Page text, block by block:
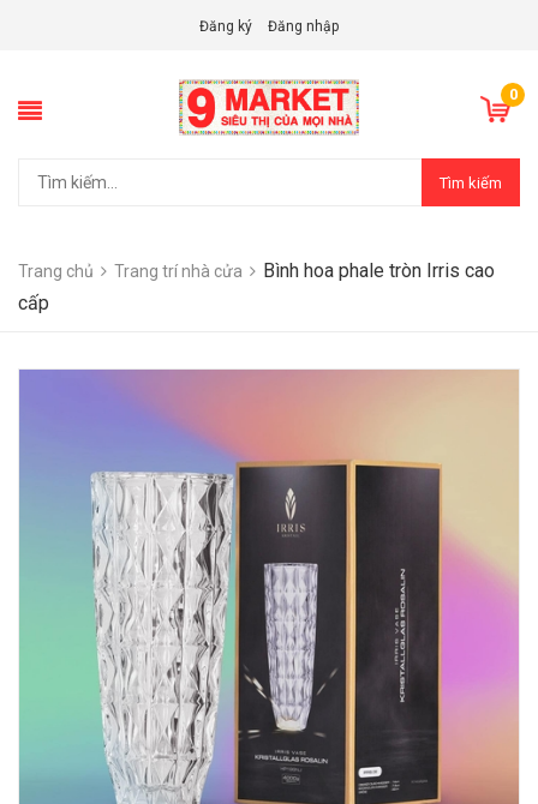
Đăng ký Đăng nhập
0
Tìm kiếm
Trang chủ Trang trí nhà cửa
Bình hoa phale tròn Irris cao
cấp